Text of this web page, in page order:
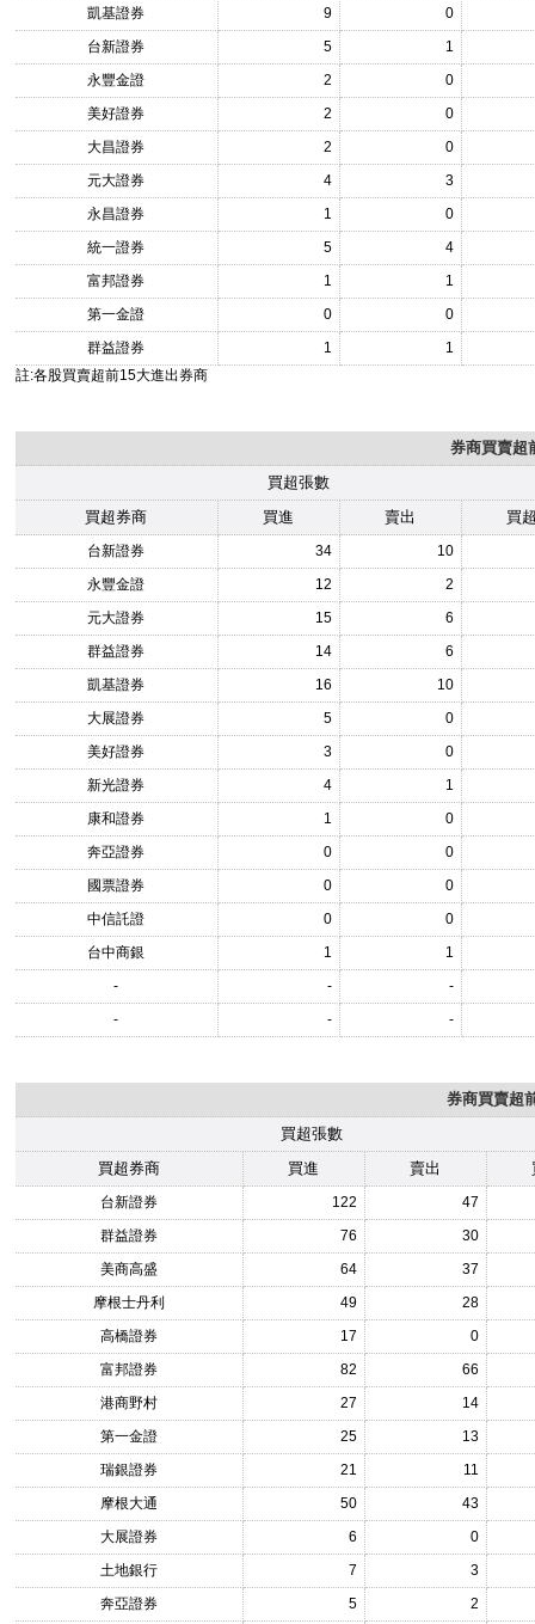
凱基證券 9
0
台新證券
5
1
永豐金證
2
0
美好證券
2
0
大昌證券
2
0
元大證券
4
3
永昌證券
1
0
統一證券
5
4
富邦證券
1
1
第一金證
0
0
群益證券
1
1
註:各股買賣超前15大進出券商
券商買賣超
買超張數
買超券商
買進 賣出 買
台新證券 34
10
永豐金證
12
2
元大證券
15
6
群益證券
14
6
凱基證券
16
10
大展證券
5
0
美好證券
3
0
新光證券
4
1
康和證券
1
0
奔亞證券
0
0
國票證券
0
0
中信託證
0
0
台中商銀
1
1
-
-
-
-
- -
券商買賣超
買超張數
買超券商
買進 賣出
台新證券 122
47
群益證券
76
30
美商高盛
64
37
摩根士丹利
49
28
高橋證券
17
0
富邦證券
82
66
港商野村
27
14
第一金證
25
13
瑞銀證券
21
11
摩根大通
50
43
大展證券
6
0
土地銀行
7
3
奔亞證券
5
2